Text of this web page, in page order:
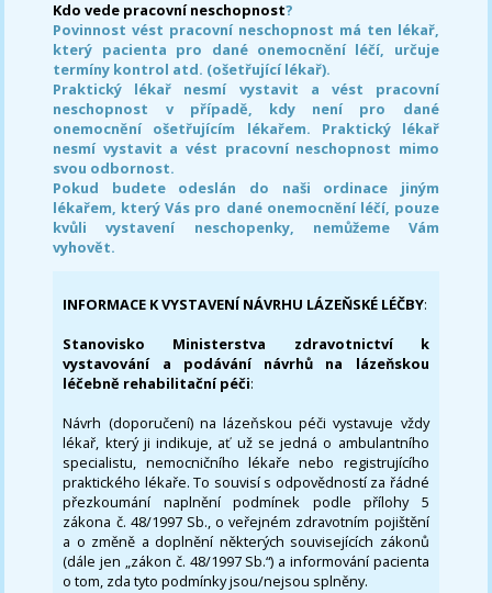
Kdo vede pracovní neschopnost?
Povinnost vést pracovní neschopnost má ten lékař,
který pacienta pro dané onemocnění léčí, určuje
termíny kontrol atd. (ošetřující lékař).
Praktický lékař nesmí vystavit a vést pracovní
neschopnost v případě, kdy není pro dané
onemocnění ošetřujícím lékařem. Praktický lékař
nesmí vystavit a vést pracovní neschopnost mimo
svou odbornost.
Pokud budete odeslán do naši ordinace jiným
lékařem, který Vás pro dané onemocnění léčí, pouze
kvůli vystavení neschopenky, nemůžeme Vám
vyhovět.
INFORMACE K VYSTAVENÍ NÁVRHU LÁZEŇSKÉ LÉČBY:
Stanovisko Ministerstva zdravotnictví k
vystavování a podávání návrhů na lázeňskou
léčebně rehabilitační péči:
Návrh (doporučení) na lázeňskou péči vystavuje vždy
lékař, který ji indikuje, ať už se jedná o ambulantního
specialistu, nemocničního lékaře nebo registrujícího
praktického lékaře. To souvisí s odpovědností za řádné
přezkoumání naplnění podmínek podle přílohy 5
zákona č. 48/1997 Sb., o veřejném zdravotním pojištění
a o změně a doplnění některých souvisejících zákonů
(dále jen „zákon č. 48/1997 Sb.“) a informování pacienta
o tom, zda tyto podmínky jsou/nejsou splněny.